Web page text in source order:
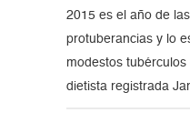
2015 es el año de
protuberancias y lo
modestos
dietista registrada